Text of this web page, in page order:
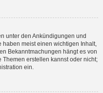
unter den Ankündigungen und
haben meist einen wichtigen Inhalt,
Bekanntmachungen hängt es von
erstellen kannst oder nicht;
ein.